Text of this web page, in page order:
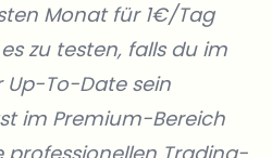
Monat für 1€/Tag
zu testen, falls du im
To-Date sein
im Premium-Bereich